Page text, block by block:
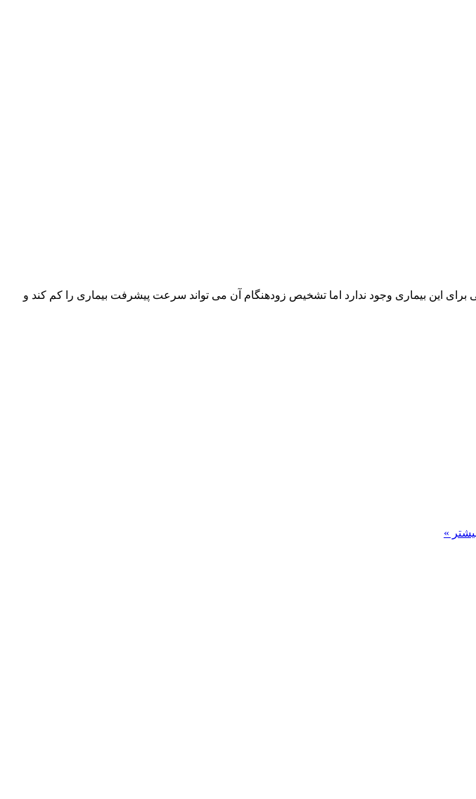
برای این بیماری وجود ندارد اما تشخیص زودهنگام آن می تواند سرعت پیشرفت بیماری را کم کند و
»